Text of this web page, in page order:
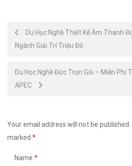
Post
navigation
Du Học Nghề Thiết Kế Âm Thanh
Ngành Giải Trí Triệu Đô
Du Học Nghề Đức Trọn Gói – Miễn Phí
APEC
Your email address will not be published.
marked *
Name *